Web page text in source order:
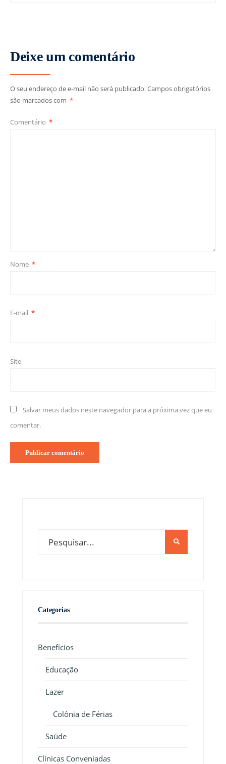
Deixe um comentário
O seu endereço de e-mail não será publicado.Campos obrigatórios
são marcados com *
Comentário *
Nome *
E-mail *
Site
Salvar meus dados neste navegador para a próxima vez que eu
comentar.
Categorias
Benefícios
Educação
Lazer
Colônia de Férias
Saúde
Clínicas Conveniadas